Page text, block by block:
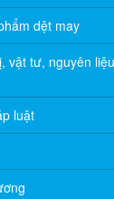
dệt may
vật tư, nguyên
luật